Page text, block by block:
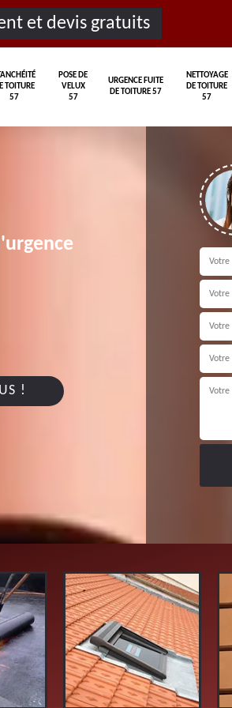
et devis gratuits
TOITURE
57
POSE DE
VELUX
57
URGENCE FUITE
DE TOITURE 57
NETTOYAGE
DE TOITURE
57
!